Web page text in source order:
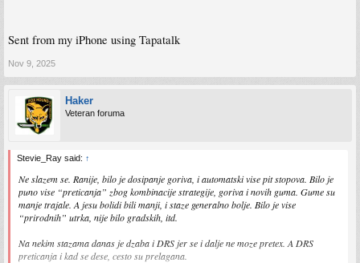
Sent from my iPhone using Tapatalk
Nov 9, 2025
Haker
Veteran foruma
Stevie_Ray said: ↑
Ne slazem se. Ranije, bilo je dosipanje goriva, i automatski vise pit stopova. Bilo je
puno vise “preticanja” zbog kombinacije strategije, goriva i novih guma. Gume su
manje trajale. A jesu bolidi bili manji, i staze generalno bolje. Bilo je vise
“prirodnih” utrka, nije bilo gradskih, itd.
Na nekim stazama danas je dzaba i DRS jer se i dalje ne moze pretex. A DRS
preticanja i kad se dese, cesto su prelagana.